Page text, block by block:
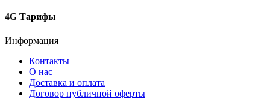
4G Тарифы
Информация
Контакты
О нас
Доставка и оплата
Договор публичной оферты